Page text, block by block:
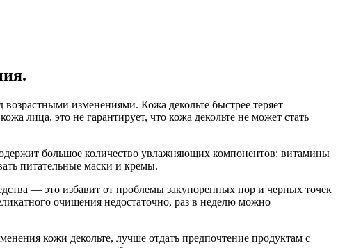
изменениями. Кожа декольте быстрее теряет
лица, это не гарантирует, что кожа декольте не может стать
большое количество увлажняющих компонентов: витамины
питательные маски и кремы.
— это избавит от проблемы закупоренных пор и черных точек
очищения недостаточно, раз в неделю можно
кожи декольте, лучше отдать предпочтение продуктам с